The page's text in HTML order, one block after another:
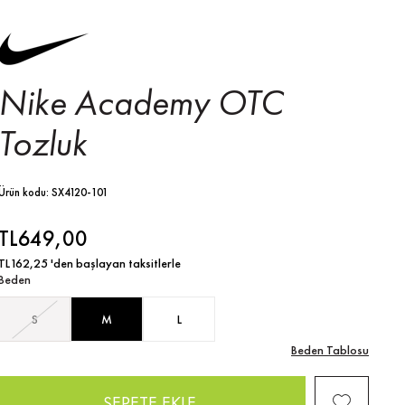
Academy OTC
kodu: SX4120-101
'den başlayan taksitlerle
S M
L
Beden Tablosu